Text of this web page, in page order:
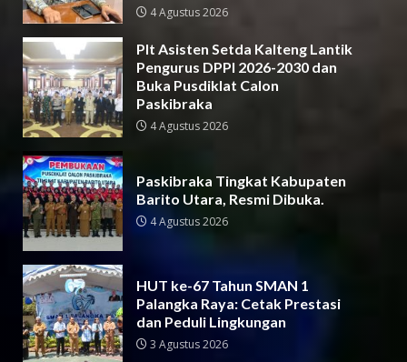
4 Agustus 2026
Plt Asisten Setda Kalteng Lantik
Pengurus DPPI 2026-2030 dan
Buka Pusdiklat Calon
Paskibraka
4 Agustus 2026
Paskibraka Tingkat Kabupaten
Barito Utara, Resmi Dibuka.
4 Agustus 2026
HUT ke-67 Tahun SMAN 1
Palangka Raya: Cetak Prestasi
dan Peduli Lingkungan
3 Agustus 2026